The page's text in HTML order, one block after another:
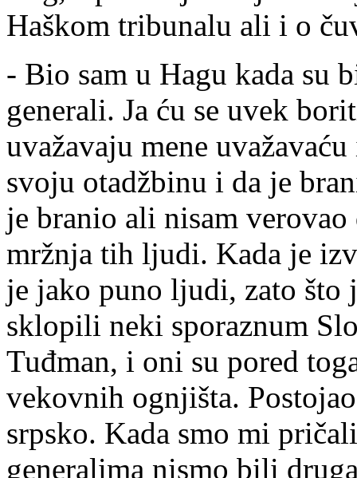
Haškom tribunalu ali i o
- Bio sam u Hagu kada
generali. Ja ću se uvek
uvažavaju mene
svoju otadžbinu i da je
je branio ali nisam
mržnja tih ljudi. Kada je
je jako puno ljudi, zato što
sklopili neki sporaznum
Tuđman, i oni su pored
vekovnih ognjišta.
srpsko. Kada smo mi
generalima nismo bili